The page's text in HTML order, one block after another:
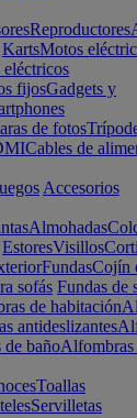
Reproductores
KartsMotos
eléctricos
fijosGadgets y
de fotos
Cables de
Accesorios
Almohadas
EstoresVisillos
FundasCojín
sofás Fundas de
de habitación
antideslizantes
bañoAlfombras
Toallas
Servilletas